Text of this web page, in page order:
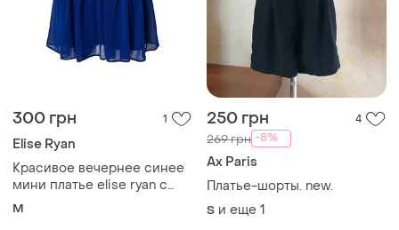
300 грн 1
Elise Ryan
Красивое вечернее синее
мини платье elise ryan с
аппликацией
M
250 грн 4
269 грн -8%
Ax Paris
Платье-шорты. new.
S и еще 1